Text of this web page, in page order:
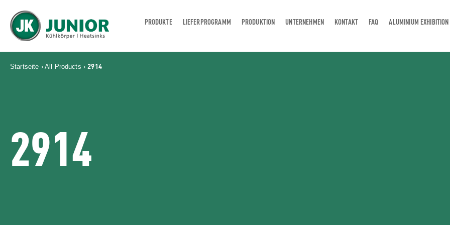
PRODUKTE LIEFERPROGRAMM PRODUKTION UNTERNEHMEN KONTAKT FAQ ALUMINIUM
Startseite › All Products ›2914
2914